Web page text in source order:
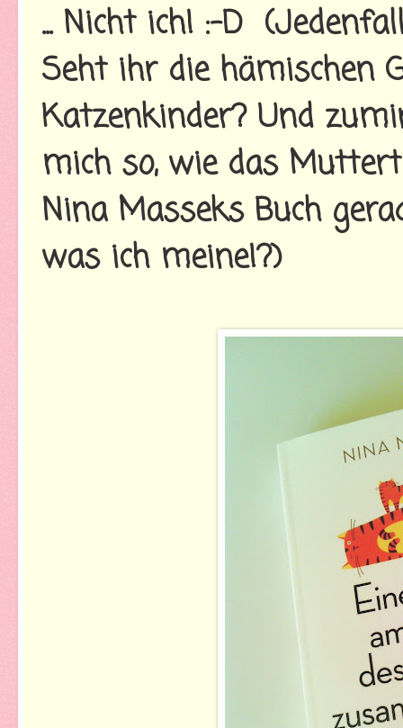
... Nicht ich! :-D
Seht ihr die hämischen
Katzenkinder? Und
mich so, wie das
Nina Masseks Buch
was ich meine!?)